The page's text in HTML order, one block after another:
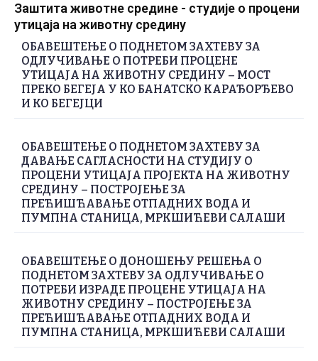
Заштита животне средине - студије о процени
утицаја на животну средину
ОБАВЕШТЕЊЕ О ПОДНЕТОМ ЗАХТЕВУ ЗА
ОДЛУЧИВАЊЕ О ПОТРЕБИ ПРОЦЕНЕ
УТИЦАЈА НА ЖИВОТНУ СРЕДИНУ – МОСТ
ПРЕКО БЕГЕЈА У КО БАНАТСКО КАРАЂОРЂЕВО
И КО БЕГЕЈЦИ
ОБАВЕШТЕЊЕ О ПОДНЕТОМ ЗАХТЕВУ ЗА
ДАВАЊЕ САГЛАСНОСТИ НА СТУДИЈУ О
ПРОЦЕНИ УТИЦАЈА ПРОЈЕКТА НА ЖИВОТНУ
СРЕДИНУ – ПОСТРОЈЕЊЕ ЗА
ПРЕЋИШЋАВАЊЕ ОТПАДНИХ ВОДА И
ПУМПНА СТАНИЦА, МРКШИЋЕВИ САЛАШИ
ОБАВЕШТЕЊЕ О ДОНОШЕЊУ РЕШЕЊА О
ПОДНЕТОМ ЗАХТЕВУ ЗА ОДЛУЧИВАЊЕ О
ПОТРЕБИ ИЗРАДЕ ПРОЦЕНЕ УТИЦАЈА НА
ЖИВОТНУ СРЕДИНУ – ПОСТРОЈЕЊЕ ЗА
ПРЕЋИШЋАВАЊЕ ОТПАДНИХ ВОДА И
ПУМПНА СТАНИЦА, МРКШИЋЕВИ САЛАШИ